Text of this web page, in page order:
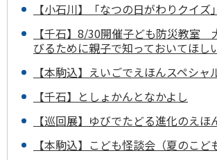
【小石川】「なつの日がわりクイズ」
【千石】8/30開催子ども防災教室
びるために親子で知っておいてほし
【本駒込】えいごでえほんスペシャ
【千石】としょかんとなかよし
【巡回展】ゆびでたどる進化のえほ
【本駒込】こども怪談会（夏のこど